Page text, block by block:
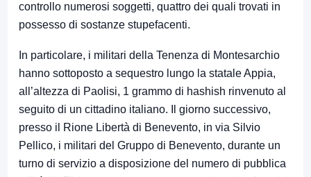
controllo numerosi soggetti, quattro dei quali trovati in
possesso di sostanze stupefacenti.
In particolare, i militari della Tenenza di Montesarchio
hanno sottoposto a sequestro lungo la statale Appia,
all’altezza di Paolisi, 1 grammo di hashish rinvenuto al
seguito di un cittadino italiano. Il giorno successivo,
presso il Rione Libertà di Benevento, in via Silvio
Pellico, i militari del Gruppo di Benevento, durante un
turno di servizio a disposizione del numero di pubblica